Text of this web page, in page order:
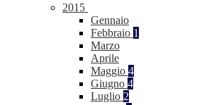
2015
Gennaio
Febbraio 1
Marzo
Aprile
Maggio 4
Giugno 4
Luglio 2